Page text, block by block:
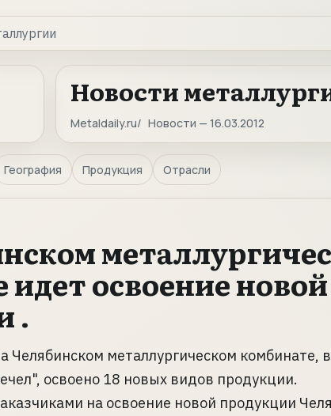
Новости
Metaldaily.ru Новости — 16.03.2012
География Продукция Отрасли
идет освоение новой
.
Челябинском металлургическом комбинате,
освоено 18 новых видов продукции.
на освоение новой продукции